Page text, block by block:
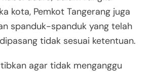
kota, Pemkot Tangerang juga
spanduk-spanduk yang telah
tidak sesuai ketentuan.
agar tidak menganggu